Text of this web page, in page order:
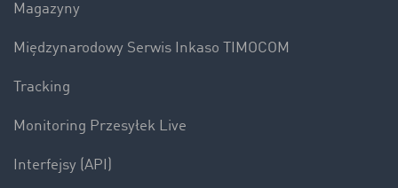
Magazyny
Międzynarodowy Serwis Inkaso TIMOCOM
Tracking
Monitoring Przesyłek Live
Interfejsy (API)